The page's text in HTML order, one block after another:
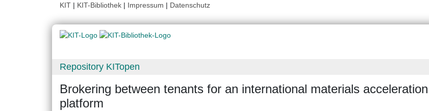
KIT | KIT-Bibliothek | Impressum | Datenschutz
Repository KITopen
Brokering between tenants for an international materials acceleration
platform